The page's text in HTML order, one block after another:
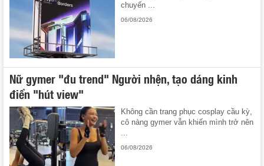
chuyến ...
06/08/2026
Nữ gymer "đu trend" Người nhện, tạo dáng kinh
điển "hút view"
Không cần trang phục cosplay cầu kỳ,
cô nàng gymer vẫn khiến mình trở nên
06/08/2026